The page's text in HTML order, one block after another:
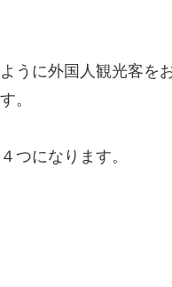
うに外国人観光客を
。
つになります。